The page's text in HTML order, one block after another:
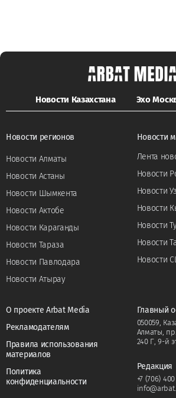
Новости Казахстана Эхо
Новости регионов
Новости Алматы
Новости Астаны
Новости Шымкента
Новости Актобе
Новости Караганды
Новости Тараза
Новости Павлодара
Новости Атырау
Новости
Лента
Новости
Новости
Новости
Новости
Новости
Новости
О проекте Arbat Media
Рекламодателям
Правила использования
материалов
Политика
конфиденциальности
Главный
050059,
Алматы,
240 Г, 9-й
Редакция
+7 (706)